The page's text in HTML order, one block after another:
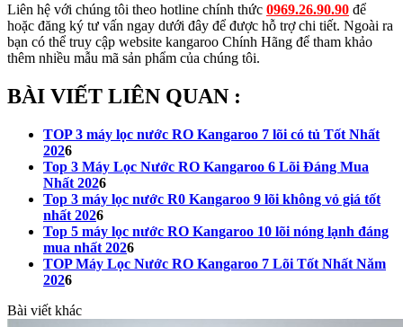
Liên hệ với chúng tôi theo hotline chính thức 0969.26.90.90 để
hoặc đăng ký tư vấn ngay dưới đây để được hỗ trợ chi tiết. Ngoài ra
bạn có thể truy cập website kangaroo Chính Hãng để tham khảo
thêm nhiều mẫu mã sản phẩm của chúng tôi.
BÀI VIẾT LIÊN QUAN :
TOP 3 máy lọc nước RO Kangaroo 7 lõi có tủ Tốt Nhất
2026
Top 3 Máy Lọc Nước RO Kangaroo 6 Lõi Đáng Mua
Nhất 2026
Top 3 máy lọc nước R0 Kangaroo 9 lõi không vỏ giá tốt
nhất 2026
Top 5 máy lọc nước RO Kangaroo 10 lõi nóng lạnh đáng
mua nhất 2026
TOP Máy Lọc Nước RO Kangaroo 7 Lõi Tốt Nhất Năm
2026
Bài viết khác